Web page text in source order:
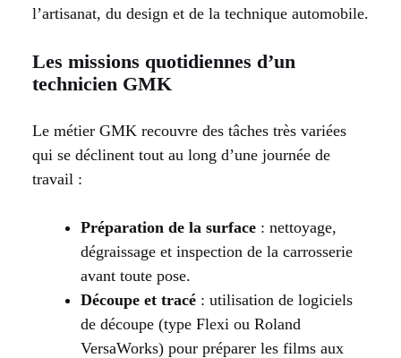
l’artisanat, du design et de la technique automobile.
Les missions quotidiennes d’un
technicien GMK
Le métier GMK recouvre des tâches très variées
qui se déclinent tout au long d’une journée de
travail :
Préparation de la surface : nettoyage,
dégraissage et inspection de la carrosserie
avant toute pose.
Découpe et tracé : utilisation de logiciels
de découpe (type Flexi ou Roland
VersaWorks) pour préparer les films aux